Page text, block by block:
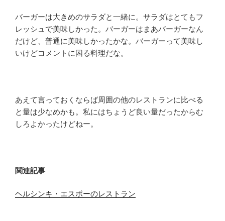
バーガーは大きめのサラダと一緒に。サラダはとてもフ
レッシュで美味しかった。バーガーはまあバーガーなん
だけど、普通に美味しかったかな。バーガーって美味し
いけどコメントに困る料理だな。
あえて言っておくならば周囲の他のレストランに比べる
と量は少なめかも。私にはちょうど良い量だったからむ
しろよかったけどねー。
関連記事
ヘルシンキ・エスポーのレストラン